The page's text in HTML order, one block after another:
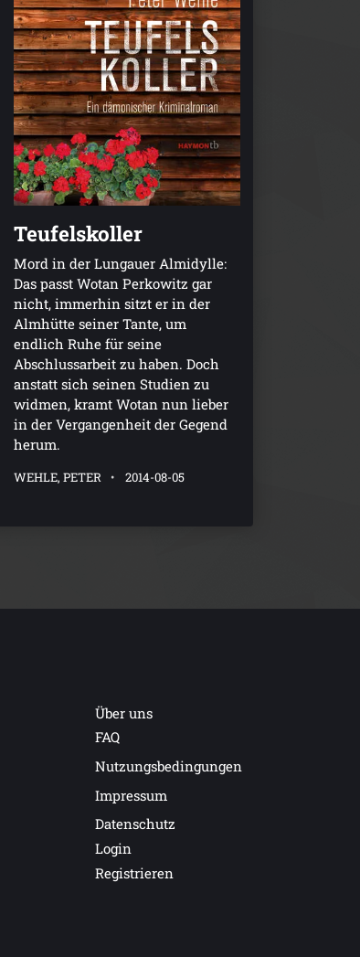
Teufelskoller
Mord in der Lungauer Almidylle:
Das passt Wotan Perkowitz gar
nicht, immerhin sitzt er in der
Almhütte seiner Tante, um
endlich Ruhe für seine
Abschlussarbeit zu haben. Doch
anstatt sich seinen Studien zu
widmen, kramt Wotan nun lieber
in der Vergangenheit der Gegend
herum.
WEHLE, PETER 2014-08-05
Über uns
FAQ
Nutzungsbedingungen
Impressum
Datenschutz
Login
Registrieren